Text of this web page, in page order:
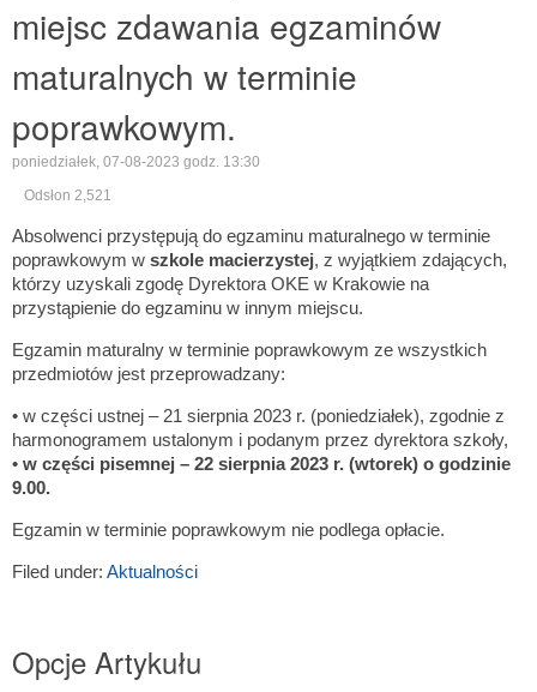
miejsc zdawania egzaminów
maturalnych w terminie
poprawkowym.
poniedziałek, 07-08-2023 godz. 13:30
Odsłon 2,521
Absolwenci przystępują do egzaminu maturalnego w terminie
poprawkowym w szkole macierzystej, z wyjątkiem zdających,
którzy uzyskali zgodę Dyrektora OKE w Krakowie na
przystąpienie do egzaminu w innym miejscu.
Egzamin maturalny w terminie poprawkowym ze wszystkich
przedmiotów jest przeprowadzany:
• w części ustnej – 21 sierpnia 2023 r. (poniedziałek), zgodnie z
harmonogramem ustalonym i podanym przez dyrektora szkoły,
• w części pisemnej – 22 sierpnia 2023 r. (wtorek) o godzinie
9.00.
Egzamin w terminie poprawkowym nie podlega opłacie.
Filed under: Aktualności
Opcje Artykułu